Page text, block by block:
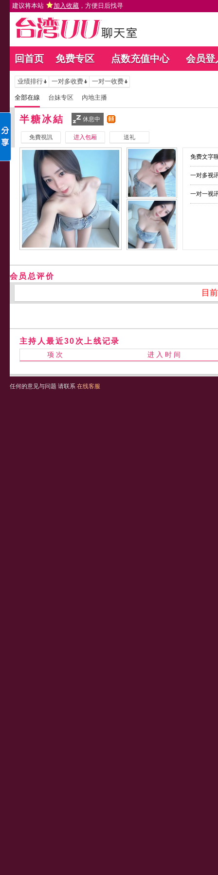
建议将本站 加入收藏 ，方便日后找寻
回首页 免费专区 点数充值中心 会员登
业绩排行 一对多收费 一对一收费
全部在線 台妹专区 內地主播
半糖冰結 休息中
免費視訊 进入包厢 送礼
免费文字
一对多视
一对一视
会员总评价
目
主持人最近30次上线记录
项 次 进 入 时 间
任何的意见与问题 请联系 在线客服